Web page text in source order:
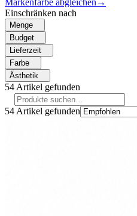
Markenfarbe abgleichen →
Einschränken nach
Menge
Budget
Lieferzeit
Farbe
Ästhetik
54 Artikel gefunden
54 Artikel gefunden